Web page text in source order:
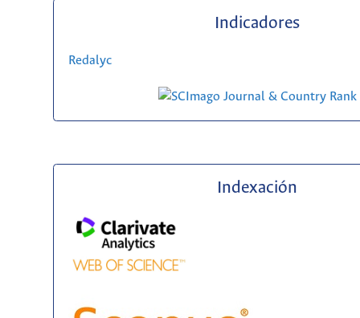
Indicadores
Redalyc
Indexación